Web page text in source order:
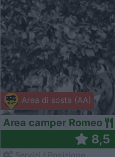
Area di sosta (AA)
Area camper Romeo
8,5